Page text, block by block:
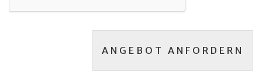
ANGEBOT ANFORDERN